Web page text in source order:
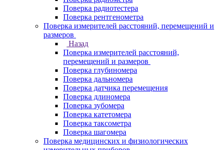
Поверка радиотестера
Поверка рентгенометра
Поверка измерителей расстояний, перемещений и
размеров
Назад
Поверка измерителей расстояний,
перемещений и размеров
Поверка глубиномера
Поверка дальномера
Поверка датчика перемещения
Поверка длиномера
Поверка зубомера
Поверка катетомера
Поверка таксометра
Поверка шагомера
Поверка медицинских и физиологических